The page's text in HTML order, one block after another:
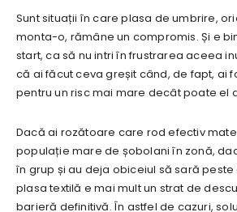
Sunt situații în care plasa de umbrire,
monta-o, rămâne un compromis. Și e
start, ca să nu intri în frustrarea aceea
că ai făcut ceva greșit când, de fapt, ai
pentru un risc mai mare decât poate el
Dacă ai rozătoare care rod efectiv
populație mare de șobolani în zonă,
în grup și au deja obiceiul să sară
plasa textilă e mai mult un strat de
barieră definitivă. În astfel de cazuri,